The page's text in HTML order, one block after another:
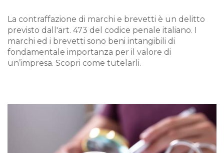
La contraffazione di marchi e brevetti è un delitto
previsto dall'art. 473 del codice penale italiano. I
marchi ed i brevetti sono beni intangibili di
fondamentale importanza per il valore di
un’impresa. Scopri come tutelarli.